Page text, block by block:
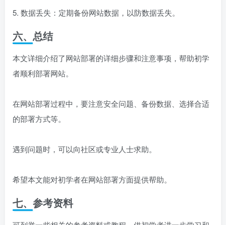
5. 数据丢失：定期备份网站数据，以防数据丢失。
六、总结
本文详细介绍了网站部署的详细步骤和注意事项，帮助初学
者顺利部署网站。
在网站部署过程中，要注意安全问题、备份数据、选择合适
的部署方式等。
遇到问题时，可以向社区或专业人士求助。
希望本文能对初学者在网站部署方面提供帮助。
七、参考资料